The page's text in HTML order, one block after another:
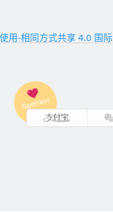
用-相同方式共享 4.0 国际